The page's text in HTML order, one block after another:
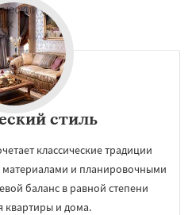
стиль
классические традиции
и планировочными
баланс в равной степени
квартиры и дома.